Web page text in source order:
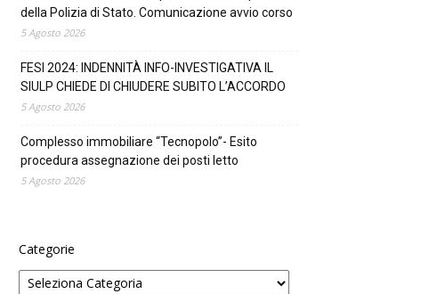
della Polizia di Stato. Comunicazione avvio corso
5 Agosto 2026
FESI 2024: INDENNITÀ INFO-INVESTIGATIVA IL
SIULP CHIEDE DI CHIUDERE SUBITO L’ACCORDO
5 Agosto 2026
Complesso immobiliare “Tecnopolo”- Esito
procedura assegnazione dei posti letto
5 Agosto 2026
Categorie